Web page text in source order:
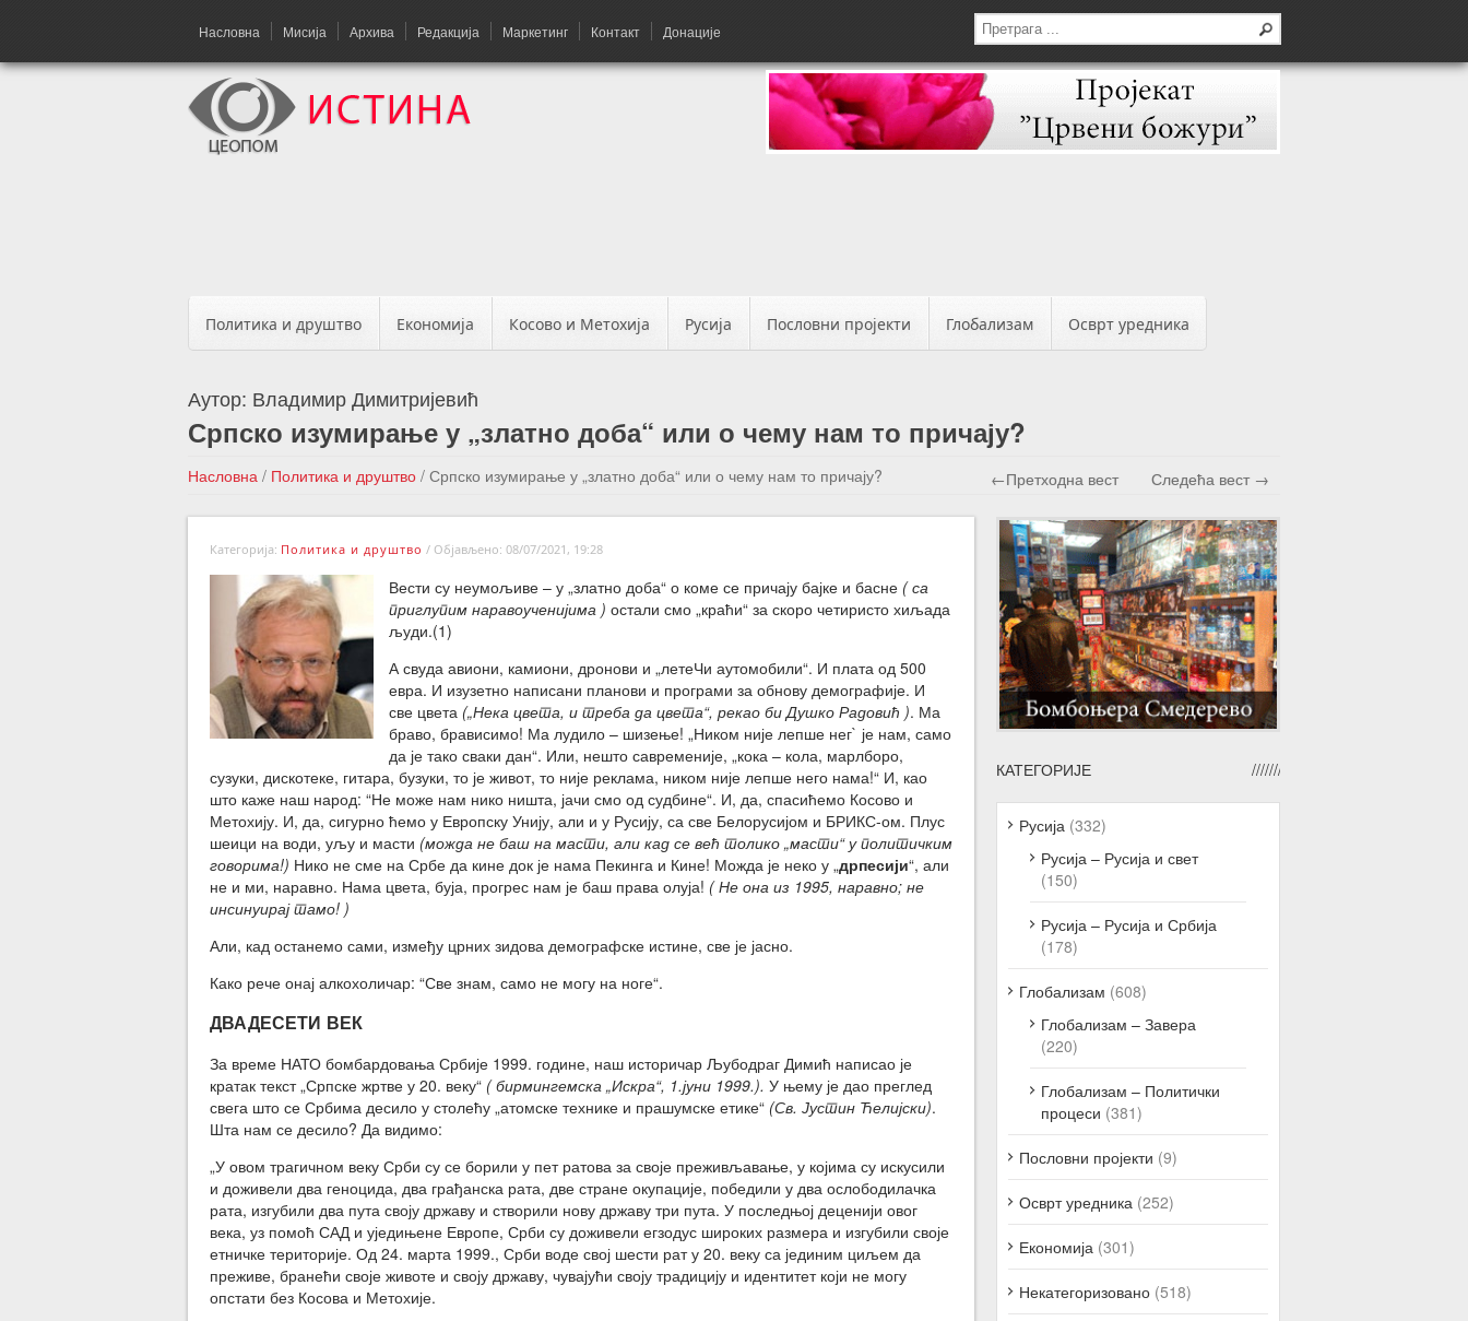
Насловна Мисија Архива Редакција Маркетинг Контакт Донације
Политика и друштво Економија Косово и Метохија Русија Пословни пројекти Глобализам Осврт уредника
Аутор: Владимир Димитријевић
Српско изумирање у „златно доба“ или о чему нам то причају?
Насловна / Политика и друштво / Српско изумирање у „златно доба“ или о чему нам то причају? ←Претходна вест Следећа вест →
Категорија: Политика и друштво / Објављено: 08/07/2021, 19:28
Вести су неумољиве – у „златно доба“ о коме се причају бајке и басне ( са
приглупим наравоученијима ) остали смо „краћи“ за скоро четиристо хиљада
људи.(1)
А свуда авиони, камиони, дронови и „летеЧи аутомобили“. И плата од 500
евра. И изузетно написани планови и програми за обнову демографије. И
све цвета („Нека цвета, и треба да цвета“, рекао би Душко Радовић ). Ма
браво, брависимо! Ма лудило – шизење! „Ником није лепше нег` је нам, само
да је тако сваки дан“. Или, нешто савременије, „кока – кола, марлборо,
сузуки, дискотеке, гитара, бузуки, то је живот, то није реклама, ником није лепше него нама!“ И, као
што каже наш народ: “Не може нам нико ништа, јачи смо од судбине“. И, да, спасићемо Косово и
Метохију. И, да, сигурно ћемо у Европску Унију, али и у Русију, са све Белорусијом и БРИКС-ом. Плус
шеици на води, уљу и масти (можда не баш на масти, али кад се већ толико „масти“ у политичким
говорима!) Нико не сме на Србе да кине док је нама Пекинга и Кине! Можда је неко у „дрпесији“, али
не и ми, наравно. Нама цвета, буја, прогрес нам је баш права олуја! ( Не она из 1995, наравно; не
инсинуирај тамо! )
Али, кад останемо сами, између црних зидова демографске истине, све је јасно.
Како рече онај алкохоличар: “Све знам, само не могу на ноге“.
ДВАДЕСЕТИ ВЕК
За време НАТО бомбардовања Србије 1999. године, наш историчар Љубодраг Димић написао је
кратак текст „Српске жртве у 20. веку“ ( бирмингемска „Искра“, 1.јуни 1999.). У њему је дао преглед
свега што се Србима десило у столећу „атомске технике и прашумске етике“ (Св. Јустин Ћелијски).
Шта нам се десило? Да видимо:
„У овом трагичном веку Срби су се борили у пет ратова за своје преживљавање, у којима су искусили
и доживели два геноцида, два грађанска рата, две стране окупације, победили у два ослободилачка
рата, изгубили два пута своју државу и створили нову државу три пута. У последњој деценији овог
века, уз помоћ САД и уједињене Европе, Срби су доживели егзодус широких размера и изгубили своје
етничке територије. Од 24. марта 1999., Срби воде свој шести рат у 20. веку са јединим циљем да
преживе, бранећи своје животе и своју државу, чувајући своју традицију и идентитет који не могу
опстати без Косова и Метохије.
КАТЕГОРИЈЕ
Русија (332)
Русија – Русија и свет
(150)
Русија – Русија и Србија
(178)
Глобализам (608)
Глобализам – Завера
(220)
Глобализам – Политички
процеси (381)
Пословни пројекти (9)
Осврт уредника (252)
Економија (301)
Некатегоризовано (518)